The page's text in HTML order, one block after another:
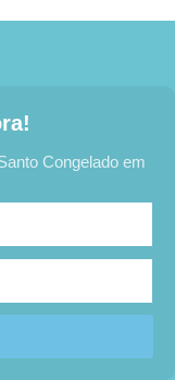
Congelado em